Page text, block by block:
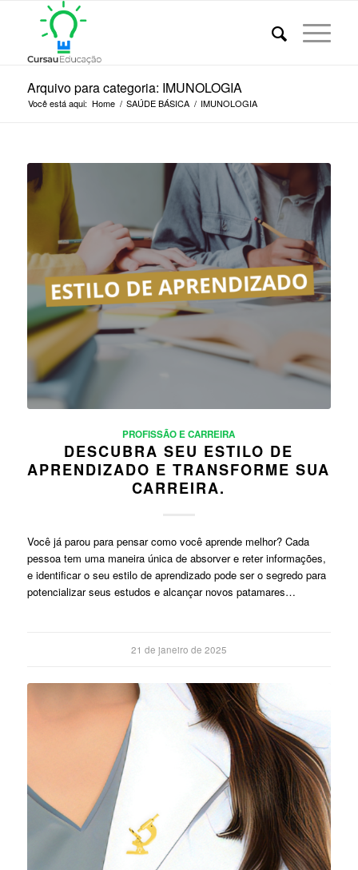
Arquivo para categoria: IMUNOLOGIA
Você está aqui: Home / SAÚDE BÁSICA / IMUNOLOGIA
PROFISSÃO E CARREIRA
DESCUBRA SEU ESTILO DE
APRENDIZADO E TRANSFORME SUA
CARREIRA.
Você já parou para pensar como você aprende melhor? Cada
pessoa tem uma maneira única de absorver e reter informações,
e identificar o seu estilo de aprendizado pode ser o segredo para
potencializar seus estudos e alcançar novos patamares…
21 de janeiro de 2025